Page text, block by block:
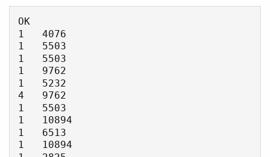
OK
1   4076
1   5503
1   5503
1   9762
1   5232
4   9762
1   5503
1   10894
1   6513
1   10894